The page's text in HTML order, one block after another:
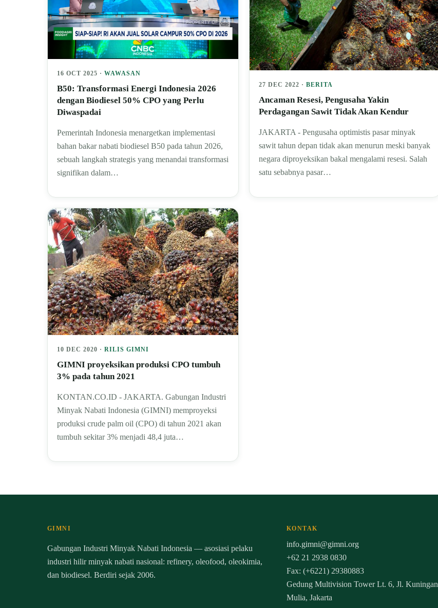
16 OCT 2025 · WAWASAN
B50: Transformasi Energi Indonesia 2026
dengan Biodiesel 50% CPO yang Perlu
Diwaspadai
Pemerintah Indonesia menargetkan implementasi
bahan bakar nabati biodiesel B50 pada tahun 2026,
sebuah langkah strategis yang menandai transformasi
signifikan dalam…
27 DEC 2022 ·BERITA
Ancaman Resesi, Pengusaha Yakin
Perdagangan Sawit Tidak Akan Kendur
JAKARTA - Pengusaha optimistis pasar minyak
sawit tahun depan tidak akan menurun meski banyak
negara diproyeksikan bakal mengalami resesi. Salah
satu sebabnya pasar…
10 DEC 2020 · RILIS GIMNI
GIMNI proyeksikan produksi CPO tumbuh
3% pada tahun 2021
KONTAN.CO.ID - JAKARTA. Gabungan Industri
Minyak Nabati Indonesia (GIMNI) memproyeksi
produksi crude palm oil (CPO) di tahun 2021 akan
tumbuh sekitar 3% menjadi 48,4 juta…
GIMNI
Gabungan Industri Minyak Nabati Indonesia — asosiasi pelaku
industri hilir minyak nabati nasional: refinery, oleofood, oleokimia,
dan biodiesel. Berdiri sejak 2006.
KONTAK
info.gimni@gimni.org
+62 21 2938 0830
Fax: (+6221) 29380883
Gedung Multivision Tower Lt. 6, Jl. Kuningan
Mulia, Jakarta